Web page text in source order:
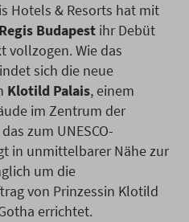
Hotels & Resorts hat mit
Budapest ihr Debüt
vollzogen. Wie das
sich die neue
Klotild Palais, einem
im Zentrum der
zum UNESCO-
in unmittelbarer Nähe zur
um die
von Prinzessin Klotild
errichtet.